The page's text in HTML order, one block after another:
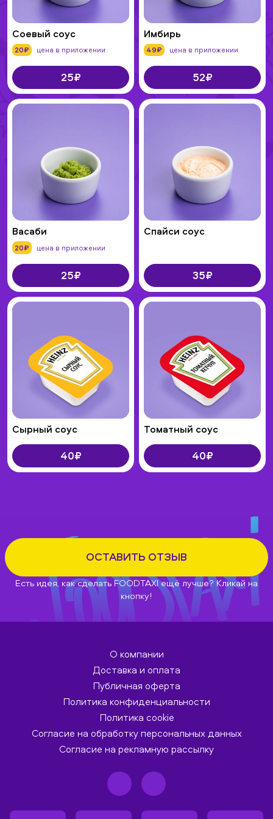
Соевый соус
20₽ цена в приложении
25₽
Имбирь
49₽ цена в приложении
52₽
Васаби
20₽ цена в приложении
25₽
Спайси соус
35₽
Сырный соус
40₽
Томатный соус
40₽
ОСТАВИТЬ ОТЗЫВ
Есть идея, как сделать FOODTAXI ещё лучше? Кликай на
кнопку!
О компании
Доставка и оплата
Публичная оферта
Политика конфиденциальности
Политика cookie
Согласие на обработку персональных данных
Согласие на рекламную рассылку